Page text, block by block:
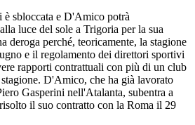
è sbloccata e D'Amico potrà
luce del sole a Trigoria per la sua
deroga perché, teoricamente, la stagione
e il regolamento dei direttori sportivi
rapporti contrattuali con più di un club
stagione. D'Amico, che ha già lavorato
Gasperini nell'Atalanta, subentra a
il suo contratto con la Roma il 29